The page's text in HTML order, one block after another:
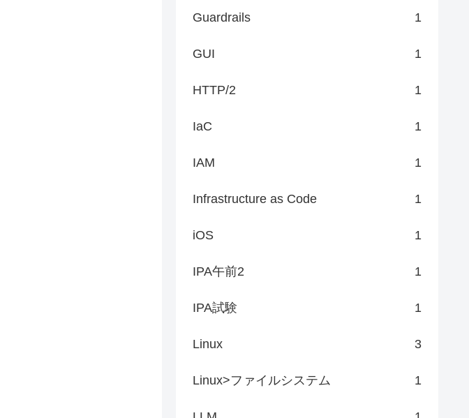
Guardrails 1
GUI 1
HTTP/2 1
IaC 1
IAM 1
Infrastructure as Code 1
iOS 1
IPA午前2 1
IPA試験 1
Linux 3
Linux>ファイルシステム 1